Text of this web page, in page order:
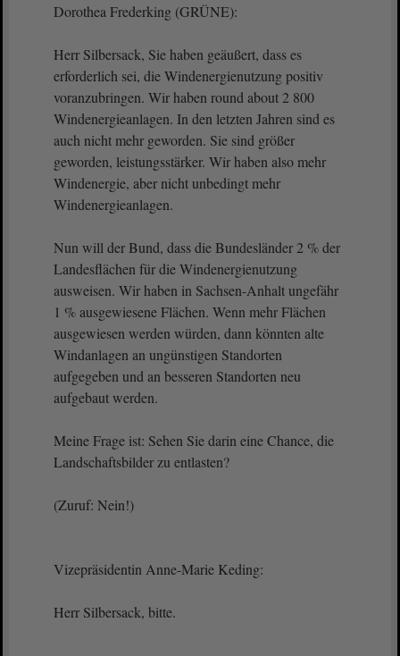
Dorothea Frederking (GRÜNE):
Herr Silbersack, Sie haben geäußert, dass es
erforderlich sei, die Windenergienutzung positiv
voranzubringen. Wir haben round about 2 800
Windenergieanlagen. In den letzten Jahren sind es
auch nicht mehr geworden. Sie sind größer
geworden, leistungsstärker. Wir haben also mehr
Windenergie, aber nicht unbedingt mehr
Windenergieanlagen.
Nun will der Bund, dass die Bundesländer 2 % der
Landesflächen für die Windenergienutzung
ausweisen. Wir haben in Sachsen-Anhalt ungefähr
1 % ausgewiesene Flächen. Wenn mehr Flächen
ausgewiesen werden würden, dann könnten alte
Windanlagen an ungünstigen Standorten
aufgegeben und an besseren Standorten neu
aufgebaut werden.
Meine Frage ist: Sehen Sie darin eine Chance, die
Landschaftsbilder zu entlasten?
(Zuruf: Nein!)
Vizepräsidentin Anne-Marie Keding:
Herr Silbersack, bitte.